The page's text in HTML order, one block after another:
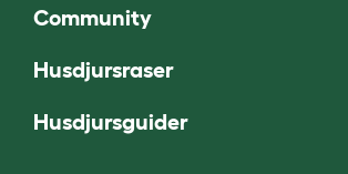
Community
Husdjursraser
Husdjursguider